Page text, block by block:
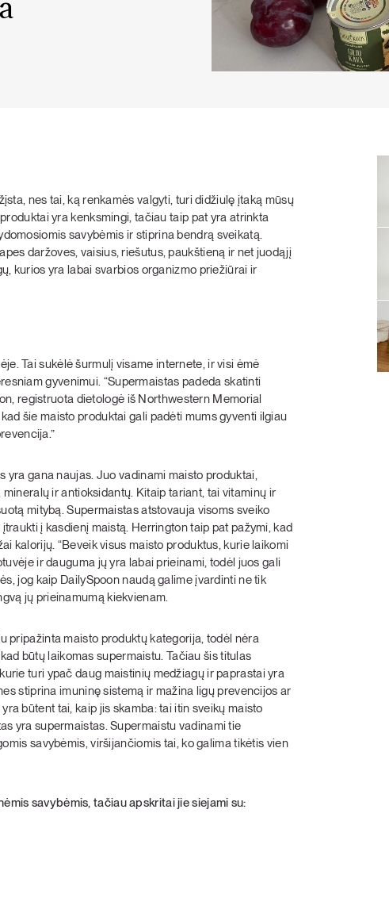
nes tai, ką renkamės valgyti, turi didžiulę įtaką mūsų
yra kenksmingi, tačiau taip pat yra atrinkta
savybėmis ir stiprina bendrą sveikatą.
daržoves, vaisius, riešutus, paukštieną ir net juodąjį
kurios yra labai svarbios organizmo priežiūrai ir
Tai sukėlė šurmulį visame internete, ir visi ėmė
gyvenimui. “Supermaistas padeda skatinti
registruota dietologė iš Northwestern Memorial
šie maisto produktai gali padėti mums gyventi ilgiau
yra gana naujas. Juo vadinami maisto produktai,
ir antioksidantų. Kitaip tariant, tai vitaminų ir
mitybą. Supermaistas atstovauja visoms sveiko
į kasdienį maistą. Herrington taip pat pažymi, kad
kalorijų. “Beveik visus maisto produktus, kurie laikomi
ir dauguma jų yra labai prieinami, todėl juos gali
jog kaip DailySpoon naudą galime įvardinti ne tik
jų prieinamumą kiekvienam.
pripažinta maisto produktų kategorija, todėl nėra
būtų laikomas supermaistu. Tačiau šis titulas
turi ypač daug maistinių medžiagų ir paprastai yra
stiprina imuninę sistemą ir mažina ligų prevencijos ar
būtent tai, kaip jis skamba: tai itin sveikų maisto
yra supermaistas. Supermaistu vadinami tie
savybėmis, viršijančiomis tai, ko galima tikėtis vien
savybėmis, tačiau apskritai jie siejami su: